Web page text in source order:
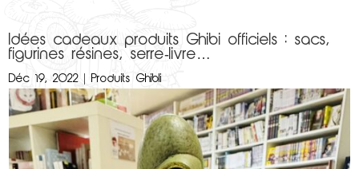
Idées cadeaux produits Ghibi officiels : sacs,
figurines résines, serre-livre…
Déc 19, 2022 Produits Ghibli